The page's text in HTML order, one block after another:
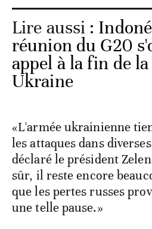
Lire aussi :
réunion du G20
appel à la fin de
Ukraine
«L'armée ukrainienne
les attaques dans
déclaré le président
sûr, il reste encore
que les pertes russes
une telle pause.»